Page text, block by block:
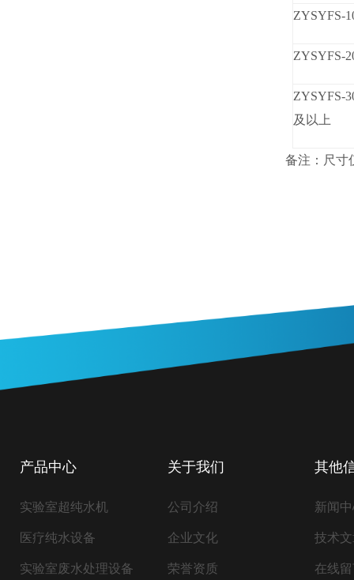
ZYSYFS-
ZYSYFS-
ZYSYFS-
及以上
备注：尺寸
产品中心
实验室超纯水机
医疗纯水设备
实验室废水处理设备
关于我们
公司介绍
企业文化
荣誉资质
其他
新闻
技术
在线